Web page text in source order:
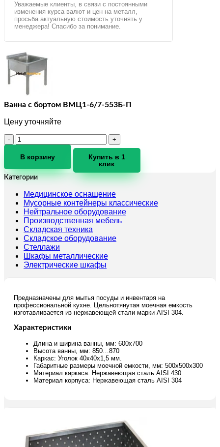
Уважаемые клиенты, в связи с постоянными
изменения курса валют и цен на металл,
просьба актуальную стоимость уточнять у
менеджера! Спасибо за понимание.
Ванна с бортом ВМЦ1-6/7-553Б-П
Цену уточняйте
Количество
товара
Ванна
бортом
ВМЦ1-
6/7-
553Б-
В корзину
Купить в 1
клик
Категории
Медицинское оснащение
Мусорные контейнеры классические
Нейтральное оборудование
Производственная мебель
Складская техника
Складское оборудование
Стеллажи
Шкафы металлические
Электрические шкафы
Предназначены для мытья посуды и инвентаря на
профессиональной кухне. Цельнотянутая моечная емкость
изготавливается из нержавеющей стали марки AISI 304.
Характеристики
Длина и ширина ванны, мм: 600х700
Высота ванны, мм: 850…870
Каркас: Уголок 40х40х1,5 мм.
Габаритные размеры моечной емкости, мм: 500х500х300
Материал каркаса: Нержавеющая сталь AISI 430
Материал корпуса: Нержавеющая сталь AISI 304